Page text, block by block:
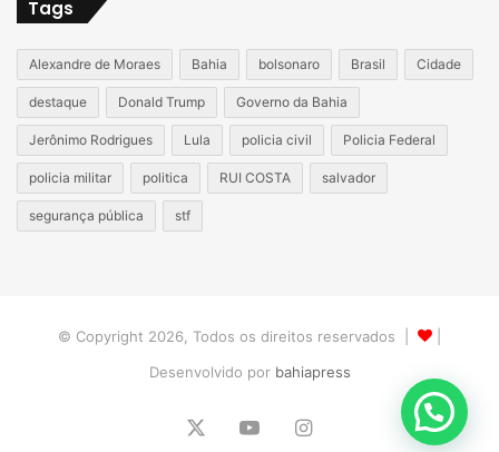
Tags
Alexandre de Moraes Bahia bolsonaro Brasil Cidade
destaque Donald Trump Governo da Bahia
Jerônimo Rodrigues Lula policia civil Policia Federal
policia militar politica RUI COSTA salvador
segurança pública stf
© Copyright 2026, Todos os direitos reservados |
Desenvolvido por bahiapress
YouTubeInstagram